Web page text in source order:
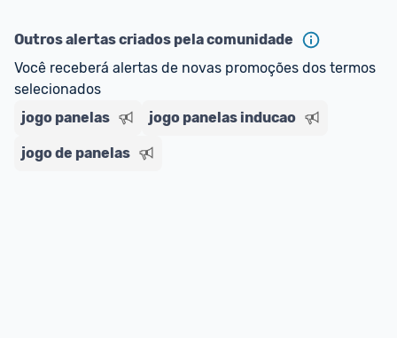
E lembre-se: você sempre pode contar ajuda da
comunidade para tirar dúvidas ou acionar os
nossos Admins marcando
comentário ou através do Fale com o Promobit.
Outros alertas criados pela comunidade
Você receberá alertas de novas promoções dos termos
selecionados
jogo panelas
jogo panelas inducao
jogo de panelas